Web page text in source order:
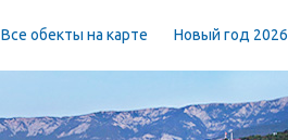
Все обекты на карте Новый год 2026